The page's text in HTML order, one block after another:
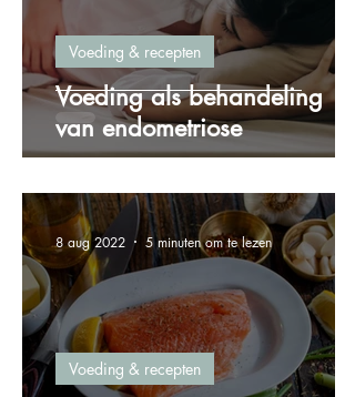
Voeding als behandeling
van endometriose
Voeding & recepten
Voeding & recepten
8 aug 2022 5 minuten om te lezen